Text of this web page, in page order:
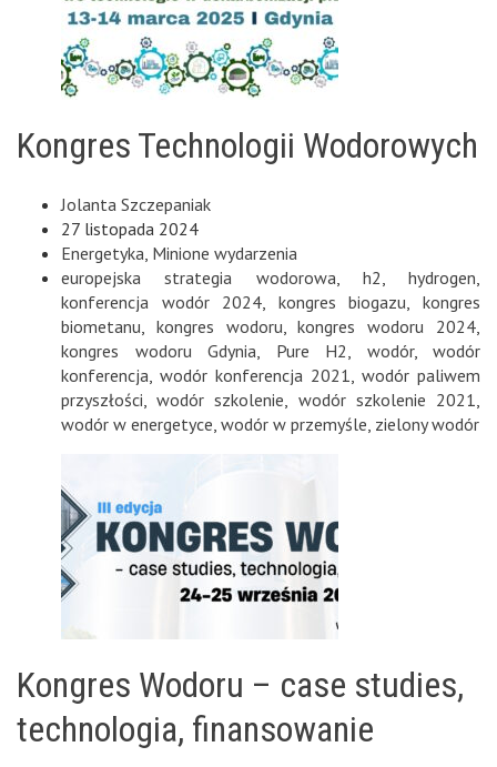
Kongres Technologii Wodorowych
Jolanta Szczepaniak
27 listopada 2024
Energetyka Minione wydarzenia
europejska strategia wodorowa
h2 hydrogen
konferencja wodór 2024
kongres biogazu ,kongres
biometanu
kongres wodoru ,kongres wodoru 2024
kongres wodoru Gdynia
Pure H2 wodór, wodór
konferencja wodór konferencja 2021 wodór paliwem
przyszłości ,wodór szkolenie wodór szkolenie 2021
wodór w energetyce wodór w przemyśle zielony wodór
Kongres Wodoru – case studies,
technologia, finansowanie